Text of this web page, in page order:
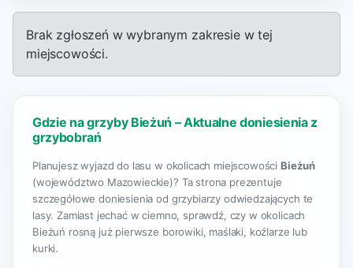
Brak zgłoszeń w wybranym zakresie w tej
miejscowości.
Gdzie na grzyby Bieżuń – Aktualne doniesienia z
grzybobrań
Planujesz wyjazd do lasu w okolicach miejscowości Bieżuń
(województwo Mazowieckie)? Ta strona prezentuje
szczegółowe doniesienia od grzybiarzy odwiedzających te
lasy. Zamiast jechać w ciemno, sprawdź, czy w okolicach
Bieżuń rosną już pierwsze borowiki, maślaki, koźlarze lub
kurki.